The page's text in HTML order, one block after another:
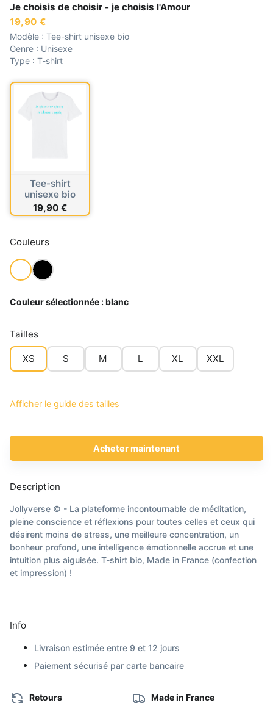
Je choisis de choisir - je choisis l'Amour
19,90 €
Modèle : Tee-shirt unisexe bio
Genre : Unisexe
Type : T-shirt
Tee-shirt
unisexe bio
19,90 €
Couleurs
Couleur sélectionnée :blanc
Tailles
XS S M L XL XXL
Afficher le guide des tailles
Acheter maintenant
Description
Jollyverse © - La plateforme incontournable de méditation,
pleine conscience et réflexions pour toutes celles et ceux qui
désirent moins de stress, une meilleure concentration, un
bonheur profond, une intelligence émotionnelle accrue et une
intuition plus aiguisée. T-shirt bio, Made in France (confection
et impression) !
Info
Livraison estimée entre 9 et 12 jours
Paiement sécurisé par carte bancaire
Retours Made in France